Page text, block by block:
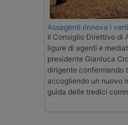
Assagenti rinnova i
Il Consiglio Direttivo di
ligure di agenti e
presidente Gianluca
dirigente confermando
accogliendo un nuovo
guida delle tredici